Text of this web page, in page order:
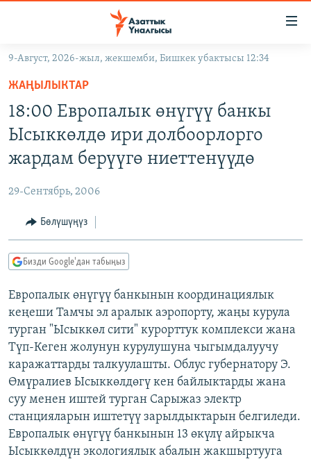
Навигацияга
өтүңүз
салыңызКЫРГЫЗСТАН
МАДАНИЯТ
ТВ ПРОГРАММАЛАР
БҮГҮН АЗАТТЫКТА
ДАНИСТЕ
ЭЖЕ-СИҢДИЛЕР
АЗАТТЫК+
ЫҢГАЙСЫЗ СУРООЛОР
ПОДКАСТ
ОНЛАЙН ШЕРИНЕ
ЭЕ/АРнун бардык сайттары
9-Август, 2026-жыл, жекшемби, Бишкек убактысы 12:34
ЖАҢЫЛЫКТАР
18:00 Европалык өнүгүү банкы
Ысыккөлдө ири долбоорлорго
жардам берүүгө ниеттенүүдө
29-Сентябрь, 2006
Бөлүшүңүз
Бизди Google'дан табыңыз
Европалык өнүгүү банкынын координациялык
кеңеши Тамчы эл аралык аэропорту, жаңы курула
турган "Ысыккөл сити" курорттук комплекси жана
Түп-Кеген жолунун курулушуна чыгымдалуучу
каражаттарды талкуулашты. Облус губернатору Э.
Өмүралиев Ысыккөлдөгү кен байлыктарды жана
суу менен иштей турган Сарыжаз электр
станцияларын иштетүү зарылдыктарын белгиледи.
Европалык өнүгүү банкынын 13 өкүлү айрыкча
Ысыккөлдүн экологиялык абалын жакшыртууга